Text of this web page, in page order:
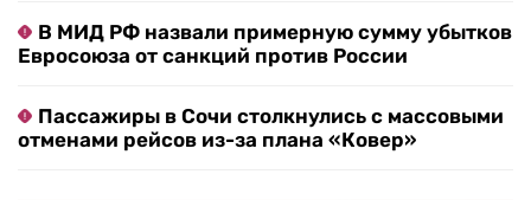
В МИД РФ назвали примерную сумму убытков
Евросоюза от санкций против России
Пассажиры в Сочи столкнулись с массовыми
отменами рейсов из-за плана «Ковер»